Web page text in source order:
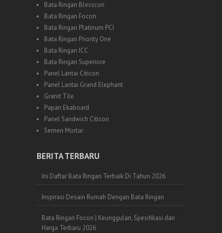
Bata Ringan Blesscon
Bata Ringan Focon
Bata Ringan Platinum PCI
Bata Ringan Priority One
Bata Ringan ICC
Bata Ringan Superiore
Panel Lantai Citicon
Panel Lantai Grand Elephant
Granit Tile
Papan Ekaboard
Panel Sandwich Citicon
Semen Mortar
BERITA TERBARU
Ini Daftar Bata Ringan Terbaik Di Tahun 2026
Inspirasi Desain Rumah Dengan Bata Ringan
Bata Ringan Focon | Keunggulan, Spesifikasi dan
Harga Terbaru 2026